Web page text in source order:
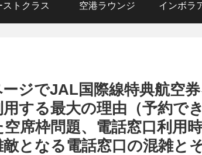
トクラス 空港ラウンジ インボラ
ジでJAL国際線特典航空
用する最大の理由（予約で
席枠問題、電話窓口利用
となる電話窓口の混雑とそ